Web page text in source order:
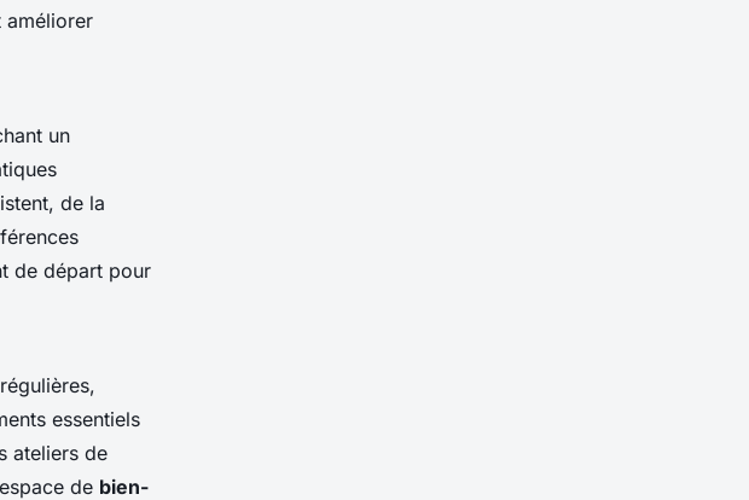
améliorer
un
de la
de départ pour
essentiels
ateliers de
de bien-